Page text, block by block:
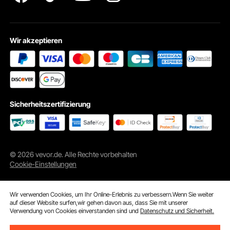
Wir akzeptieren
Sicherheitszertifizierung
© 2026 vevor.de. Alle Rechte vorbehalten
Cookie-Einstellungen
Wir verwenden Cookies, um Ihr Online-Erlebnis zu verbessern.Wenn Sie weiter
auf dieser Website surfen,wir gehen davon aus, dass Sie mit unserer
Verwendung von Cookies einverstanden sind undDatenschutz und Sicherheit.